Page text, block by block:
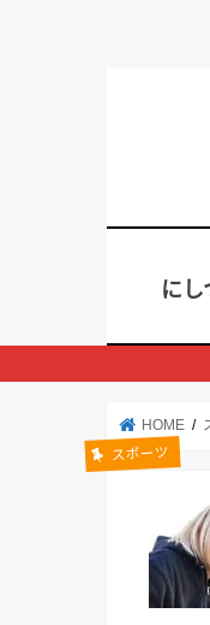
に
HOME
スポーツ